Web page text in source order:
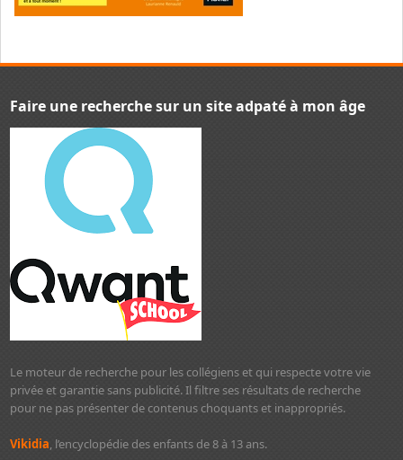
Faire une recherche sur un site adpaté à mon âge
Le moteur de recherche pour les collégiens et qui respecte votre vie
privée et garantie sans publicité. Il filtre ses résultats de recherche
pour ne pas présenter de contenus choquants et inappropriés.
Vikidia, l’encyclopédie des enfants de 8 à 13 ans.